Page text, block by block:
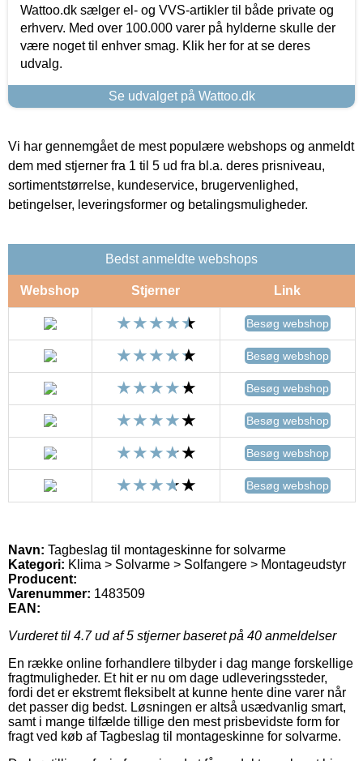
Wattoo.dk sælger el- og VVS-artikler til både private og
erhverv. Med over 100.000 varer på hylderne skulle der
være noget til enhver smag. Klik her for at se deres
udvalg.
Se udvalget på Wattoo.dk
Vi har gennemgået de mest populære webshops og anmeldt
dem med stjerner fra 1 til 5 ud fra bl.a. deres prisniveau,
sortimentstørrelse, kundeservice, brugervenlighed,
betingelser, leveringsformer og betalingsmuligheder.
Bedst anmeldte webshops
Webshop Stjerner Link
Besøg webshop
Besøg webshop
Besøg webshop
Besøg webshop
Besøg webshop
Besøg webshop
Navn: Tagbeslag til montageskinne for solvarme
Kategori: Klima > Solvarme > Solfangere > Montageudstyr
Producent:
Varenummer: 1483509
EAN:
Vurderet til 4.7ud af 5 stjerner baseret på 40 anmeldelser
En række online forhandlere tilbyder i dag mange forskellige
fragtmuligheder. Et hit er nu om dage udleveringssteder,
fordi det er ekstremt fleksibelt at kunne hente dine varer når
det passer dig bedst. Løsningen er altså usædvanlig smart,
samt i mange tilfælde tillige den mest prisbevidste form for
fragt ved køb af Tagbeslag til montageskinne for solvarme.